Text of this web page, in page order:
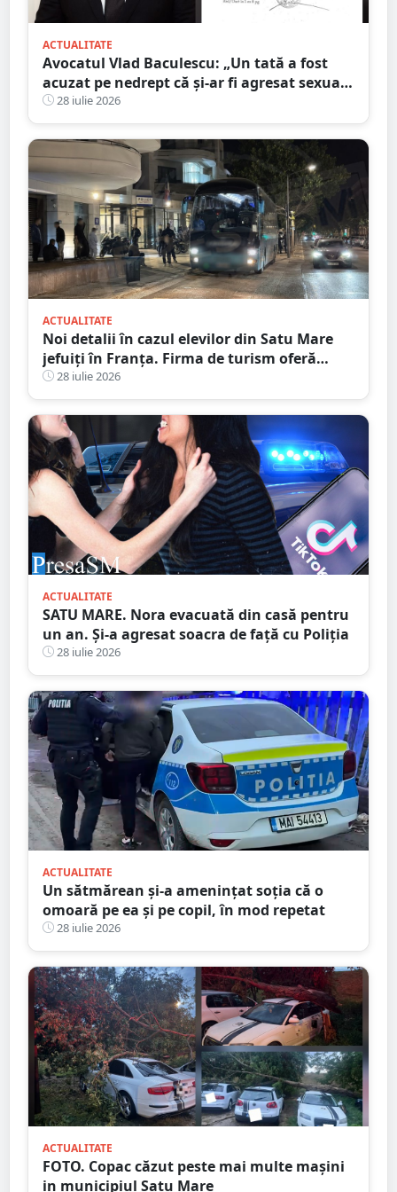
ACTUALITATE
Avocatul Vlad Baculescu: „Un tată a fost
acuzat pe nedrept că și-ar fi agresat sexual
fiica. Viața lui s-a prăbușit înainte ca
justiția să se pronunțe”
28 iulie 2026
ACTUALITATE
Noi detalii în cazul elevilor din Satu Mare
jefuiți în Franța. Firma de turism oferă
explicații
28 iulie 2026
ACTUALITATE
SATU MARE. Nora evacuată din casă pentru
un an. Și-a agresat soacra de față cu Poliția
28 iulie 2026
ACTUALITATE
Un sătmărean și-a amenințat soția că o
omoară pe ea și pe copil, în mod repetat
28 iulie 2026
ACTUALITATE
FOTO. Copac căzut peste mai multe mașini
in municipiul Satu Mare